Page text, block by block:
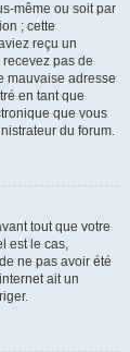
même ou soit par
; cette
reçu un
pas de
mauvaise adresse
en tant que
que vous
du forum.
tout que votre
est le cas,
ne pas avoir été
ait un